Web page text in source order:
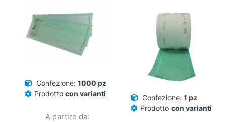
Confezione: 1000 pz
Prodotto con varianti
A partire da:
Confezione: 1 pz
Prodotto con varianti